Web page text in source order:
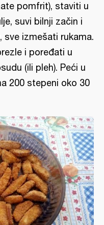
pomfrit), staviti u
suvi bilnji začin i
sve izmešati rukama.
i poređati u
(ili pleh). Peći u
200 stepeni oko 30